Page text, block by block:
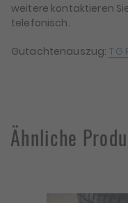
weitere kontaktieren
telefonisch.
Gutachtenauszug: TG
Ähnliche